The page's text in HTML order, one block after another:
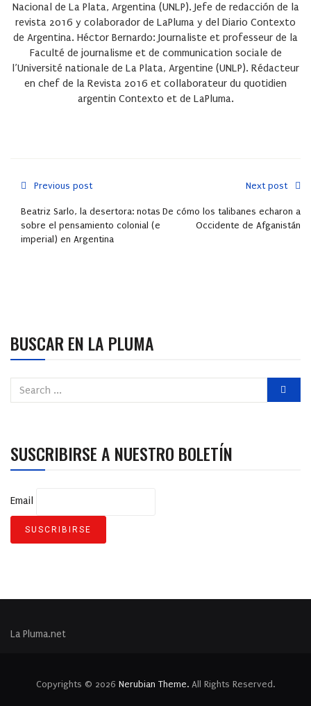
Nacional de La Plata, Argentina (UNLP). Jefe de redacción de la
revista 2016 y colaborador de LaPluma y del Diario Contexto
de Argentina. Héctor Bernardo: Journaliste et professeur de la
Faculté de journalisme et de communication sociale de
l’Université nationale de La Plata, Argentine (UNLP). Rédacteur
en chef de la Revista 2016 et collaborateur du quotidien
argentin Contexto et de LaPluma.
Previous post
Beatriz Sarlo, la desertora: notas
sobre el pensamiento colonial (e
imperial) en Argentina
Next post
De cómo los talibanes echaron a
Occidente de Afganistán
BUSCAR EN LA PLUMA
SUSCRIBIRSE A NUESTRO BOLETÍN
Email
La Pluma.net
Copyrights © 2026 Nerubian Theme. All Rights Reserved.